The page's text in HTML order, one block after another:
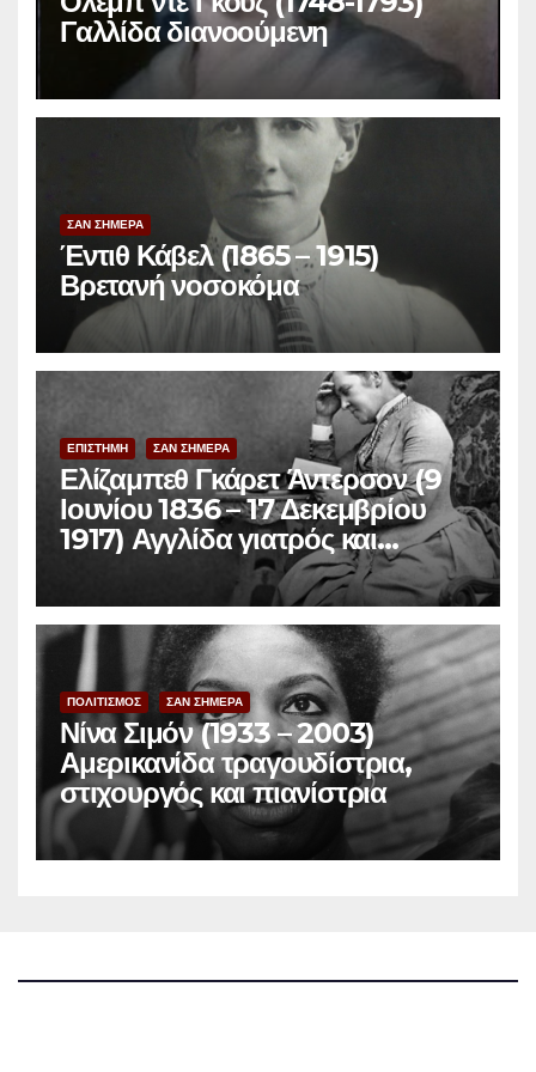
Γαλλίδα διανοούμενη
ΣΑΝ ΣΗΜΕΡΑ
Έντιθ Κάβελ (1865 – 1915)
Βρετανή νοσοκόμα
ΕΠΙΣΤΗΜΗ ΣΑΝ ΣΗΜΕΡΑ
Ελίζαμπεθ Γκάρετ Άντερσον (9
Ιουνίου 1836 – 17 Δεκεμβρίου
1917) Αγγλίδα γιατρός και
ΠΟΛΙΤΙΣΜΟΣ ΣΑΝ ΣΗΜΕΡΑ
Νίνα Σιμόν (1933 – 2003)
Αμερικανίδα τραγουδίστρια,
στιχουργός και πιανίστρια